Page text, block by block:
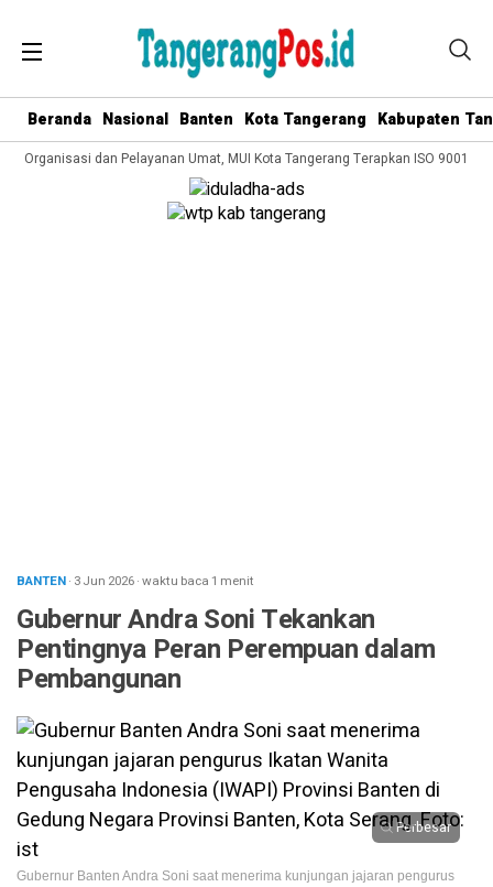
Beranda Nasional Banten Kota Tangerang Kabupaten
Organisasi dan Pelayanan Umat, MUI Kota Tangerang Terapkan ISO 9001:2015
BANTEN· 3 Jun 2026·waktu baca 1 menit
Gubernur Andra Soni Tekankan
Pentingnya Peran Perempuan dalam
Pembangunan
Perbesar
Gubernur Banten Andra Soni saat menerima kunjungan jajaran pengurus